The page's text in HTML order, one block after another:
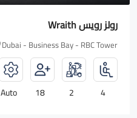
رولز رويس Wraith
Dubai - Business Bay - RBC Tower
4
2
18
Auto